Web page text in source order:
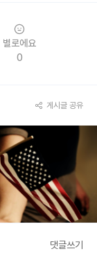
별로에요
0
게시글 공유
댓글쓰기